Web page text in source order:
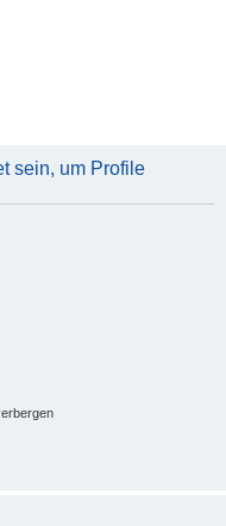
sein, um Profile